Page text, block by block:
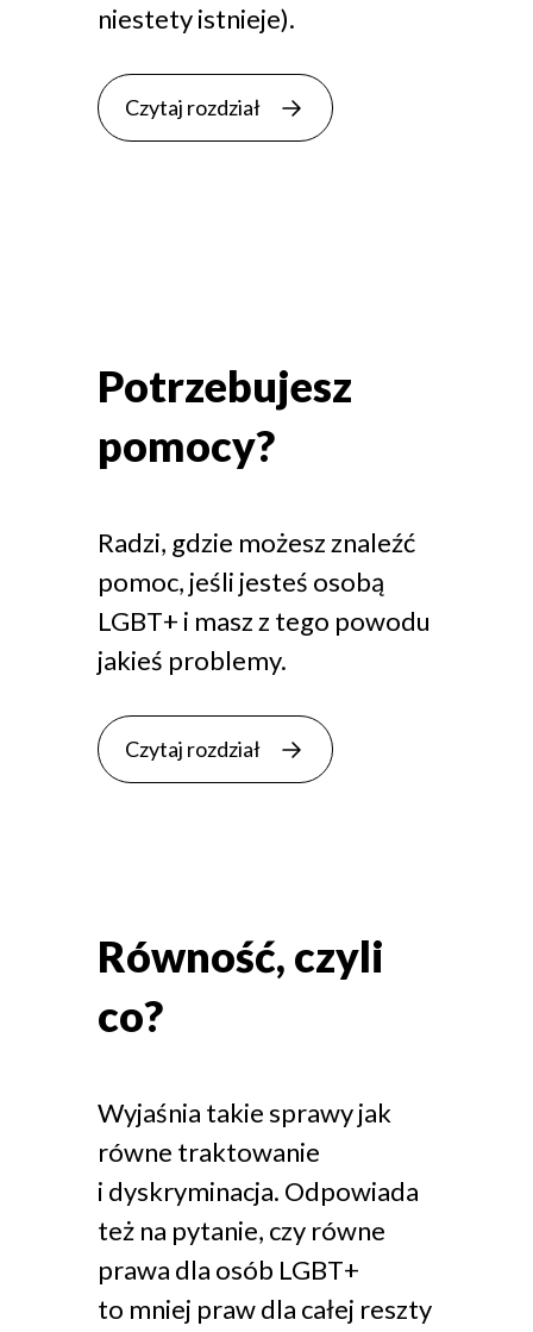
niestety istnieje).
Czytaj rozdział
Potrzebujesz
pomocy?
Radzi, gdzie możesz znaleźć
pomoc, jeśli jesteś osobą
LGBT+ i masz z tego powodu
jakieś problemy.
Czytaj rozdział
Równość, czyli
co?
Wyjaśnia takie sprawy jak
równe traktowanie
i dyskryminacja. Odpowiada
też na pytanie, czy równe
prawa dla osób LGBT+
to mniej praw dla całej reszty